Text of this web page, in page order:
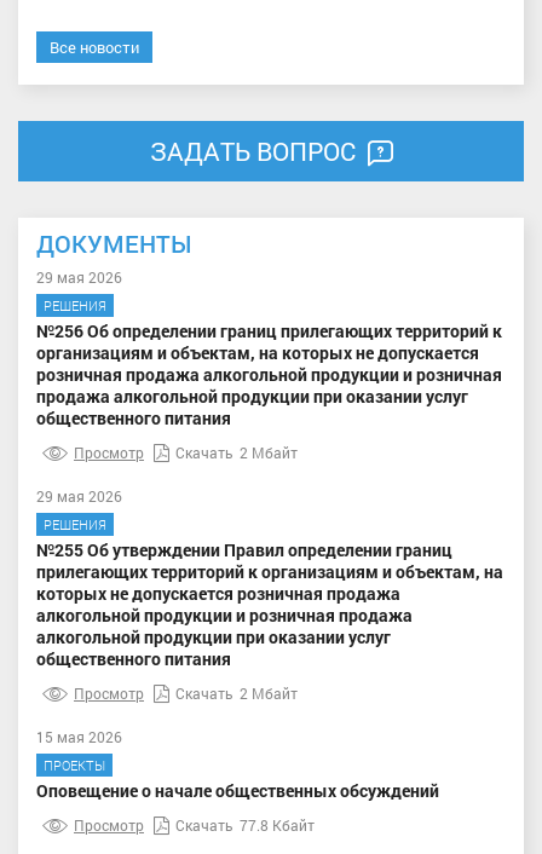
Все новости
ЗАДАТЬ ВОПРОС
ДОКУМЕНТЫ
29 мая 2026
РЕШЕНИЯ
№256 Об определении границ прилегающих территорий к
организациям и объектам, на которых не допускается
розничная продажа алкогольной продукции и розничная
продажа алкогольной продукции при оказании услуг
общественного питания
Просмотр Скачать 2 Мбайт
29 мая 2026
РЕШЕНИЯ
№255 Об утверждении Правил определении границ
прилегающих территорий к организациям и объектам, на
которых не допускается розничная продажа
алкогольной продукции и розничная продажа
алкогольной продукции при оказании услуг
общественного питания
Просмотр Скачать 2 Мбайт
15 мая 2026
ПРОЕКТЫ
Оповещение о начале общественных обсуждений
Просмотр Скачать 77.8 Кбайт